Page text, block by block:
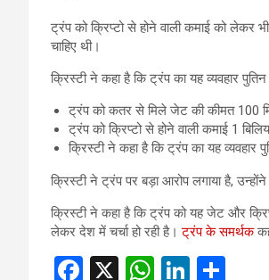
ट्रंप को क्रिप्टो से होने वाली कमाई को लेकर
चाहिए थी।
क्रिस्टी ने कहा है कि ट्रंप का यह व्यवहार
ट्रंप को कतर से मिले जेट की कीमत 100
ट्रंप को क्रिप्टो से होने वाली कमाई 1
क्रिस्टी ने कहा है कि ट्रंप का यह व्यवहार
क्रिस्टी ने ट्रंप पर बड़ा आरोप लगाया है,
क्रिस्टी ने कहा है कि ट्रंप को यह जेट और
लेकर देश में चर्चा हो रही है।ट्रंप के समर्थक
F
X
W Li